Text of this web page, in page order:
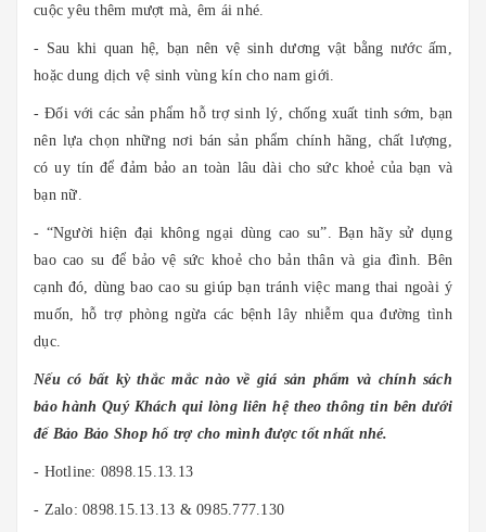
cuộc yêu thêm mượt mà, êm ái nhé.
- Sau khi quan hệ, bạn nên vệ sinh dương vật bằng nước ấm,
hoặc dung dịch vệ sinh vùng kín cho nam giới.
- Đối với các sản phẩm hỗ trợ sinh lý, chống xuất tinh sớm, bạn
nên lựa chọn những nơi bán sản phẩm chính hãng, chất lượng,
có uy tín để đảm bảo an toàn lâu dài cho sức khoẻ của bạn và
bạn nữ.
- “Người hiện đại không ngại dùng cao su”. Bạn hãy sử dụng
bao cao su để bảo vệ sức khoẻ cho bản thân và gia đình. Bên
cạnh đó, dùng bao cao su giúp bạn tránh việc mang thai ngoài ý
muốn, hỗ trợ phòng ngừa các bệnh lây nhiễm qua đường tình
dục.
Nếu có bất kỳ thắc mắc nào về giá sản phẩm và chính sách
bảo hành Quý Khách qui lòng liên hệ theo thông tin bên dưới
để Bảo Bảo Shop hổ trợ cho mình được tốt nhất nhé.
- Hotline: 0898.15.13.13
- Zalo: 0898.15.13.13 & 0985.777.130